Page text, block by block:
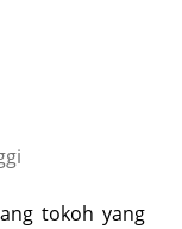
tokoh yang